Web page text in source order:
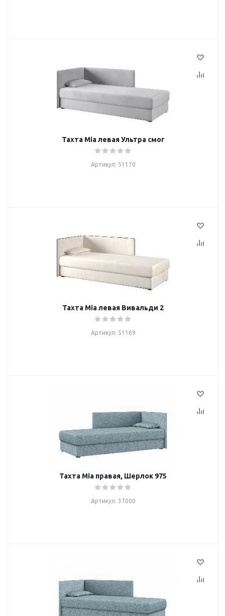
Тахта Mia левая Ультра смог
Артикул: 51170
Тахта Mia левая Вивальди 2
Артикул: 51169
Тахта Mia правая, Шерлок 975
Артикул: 37000